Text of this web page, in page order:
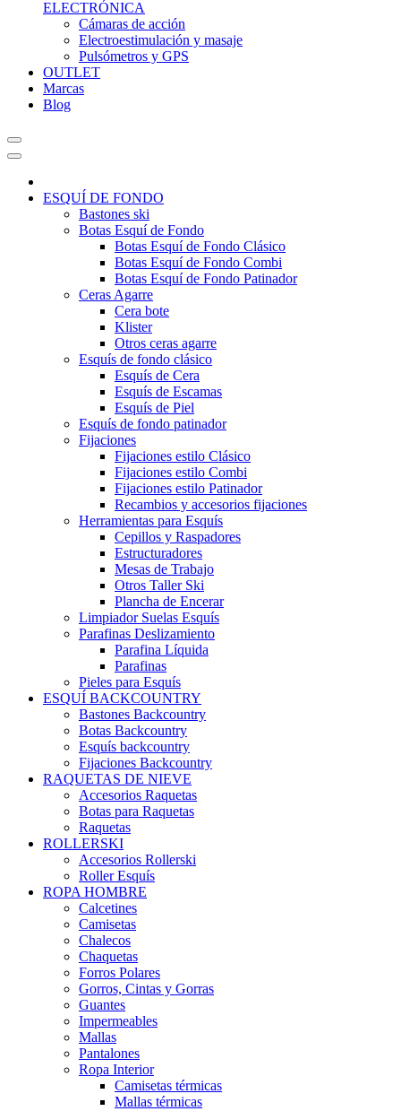
ELECTRÓNICA
Cámaras de acción
Electroestimulación y masaje
Pulsómetros y GPS
OUTLET
Marcas
Blog
ESQUÍ DE FONDO
Bastones ski
Botas Esquí de Fondo
Botas Esquí de Fondo Clásico
Botas Esquí de Fondo Combi
Botas Esquí de Fondo Patinador
Ceras Agarre
Cera bote
Klister
Otros ceras agarre
Esquís de fondo clásico
Esquís de Cera
Esquís de Escamas
Esquís de Piel
Esquís de fondo patinador
Fijaciones
Fijaciones estilo Clásico
Fijaciones estilo Combi
Fijaciones estilo Patinador
Recambios y accesorios fijaciones
Herramientas para Esquís
Cepillos y Raspadores
Estructuradores
Mesas de Trabajo
Otros Taller Ski
Plancha de Encerar
Limpiador Suelas Esquís
Parafinas Deslizamiento
Parafina Líquida
Parafinas
Pieles para Esquís
ESQUÍ BACKCOUNTRY
Bastones Backcountry
Botas Backcountry
Esquís backcountry
Fijaciones Backcountry
RAQUETAS DE NIEVE
Accesorios Raquetas
Botas para Raquetas
Raquetas
ROLLERSKI
Accesorios Rollerski
Roller Esquís
ROPA HOMBRE
Calcetines
Camisetas
Chalecos
Chaquetas
Forros Polares
Gorros, Cintas y Gorras
Guantes
Impermeables
Mallas
Pantalones
Ropa Interior
Camisetas térmicas
Mallas térmicas